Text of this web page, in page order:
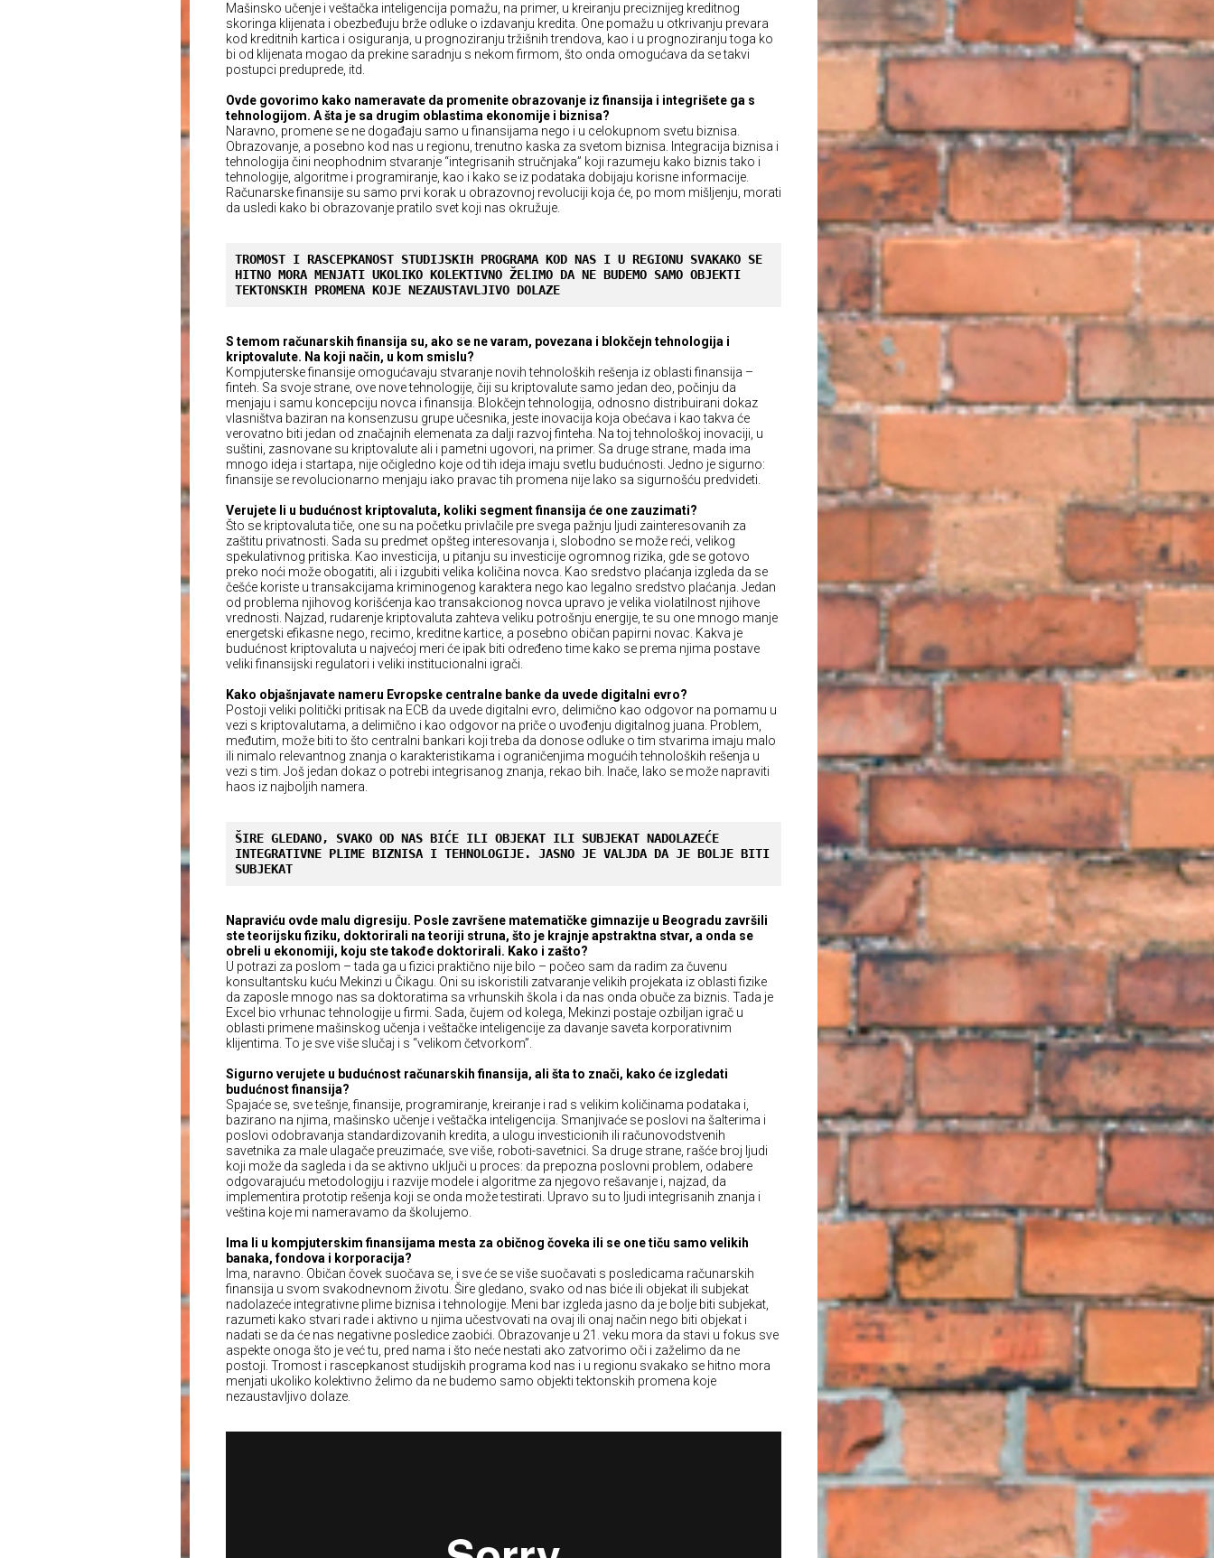
Mašinsko učenje i veštačka inteligencija pomažu, na primer, u kreiranju preciznijeg kreditnog
skoringa klijenata i obezbeđuju brže odluke o izdavanju kredita. One pomažu u otkrivanju prevara
kod kreditnih kartica i osiguranja, u prognoziranju tržišnih trendova, kao i u prognoziranju toga ko
bi od klijenata mogao da prekine saradnju s nekom firmom, što onda omogućava da se takvi
postupci preduprede, itd.
Ovde govorimo kako nameravate da promenite obrazovanje iz finansija i integrišete ga s
tehnologijom. A šta je sa drugim oblastima ekonomije i biznisa?
Naravno, promene se ne događaju samo u finansijama nego i u celokupnom svetu biznisa.
Obrazovanje, a posebno kod nas u regionu, trenutno kaska za svetom biznisa. Integracija biznisa i
tehnologija čini neophodnim stvaranje “integrisanih stručnjaka” koji razumeju kako biznis tako i
tehnologije, algoritme i programiranje, kao i kako se iz podataka dobijaju korisne informacije.
Računarske finansije su samo prvi korak u obrazovnoj revoluciji koja će, po mom mišljenju, morati
da usledi kako bi obrazovanje pratilo svet koji nas okružuje.
TROMOST I RASCEPKANOST STUDIJSKIH PROGRAMA KOD NAS I U REGIONU SVAKAKO SE
HITNO MORA MENJATI UKOLIKO KOLEKTIVNO ŽELIMO DA NE BUDEMO SAMO OBJEKTI
TEKTONSKIH PROMENA KOJE NEZAUSTAVLJIVO DOLAZE
S temom računarskih finansija su, ako se ne varam, povezana i blokčejn tehnologija i
kriptovalute. Na koji način, u kom smislu?
Kompjuterske finansije omogućavaju stvaranje novih tehnoloških rešenja iz oblasti finansija –
finteh. Sa svoje strane, ove nove tehnologije, čiji su kriptovalute samo jedan deo, počinju da
menjaju i samu koncepciju novca i finansija. Blokčejn tehnologija, odnosno distribuirani dokaz
vlasništva baziran na konsenzusu grupe učesnika, jeste inovacija koja obećava i kao takva će
verovatno biti jedan od značajnih elemenata za dalji razvoj finteha. Na toj tehnološkoj inovaciji, u
suštini, zasnovane su kriptovalute ali i pametni ugovori, na primer. Sa druge strane, mada ima
mnogo ideja i startapa, nije očigledno koje od tih ideja imaju svetlu budućnosti. Jedno je sigurno:
finansije se revolucionarno menjaju iako pravac tih promena nije lako sa sigurnošću predvideti.
Verujete li u budućnost kriptovaluta, koliki segment finansija će one zauzimati?
Što se kriptovaluta tiče, one su na početku privlačile pre svega pažnju ljudi zainteresovanih za
zaštitu privatnosti. Sada su predmet opšteg interesovanja i, slobodno se može reći, velikog
spekulativnog pritiska. Kao investicija, u pitanju su investicije ogromnog rizika, gde se gotovo
preko noći može obogatiti, ali i izgubiti velika količina novca. Kao sredstvo plaćanja izgleda da se
češće koriste u transakcijama kriminogenog karaktera nego kao legalno sredstvo plaćanja. Jedan
od problema njihovog korišćenja kao transakcionog novca upravo je velika violatilnost njihove
vrednosti. Najzad, rudarenje kriptovaluta zahteva veliku potrošnju energije, te su one mnogo manje
energetski efikasne nego, recimo, kreditne kartice, a posebno običan papirni novac. Kakva je
budućnost kriptovaluta u najvećoj meri će ipak biti određeno time kako se prema njima postave
veliki finansijski regulatori i veliki institucionalni igrači.
Kako objašnjavate nameru Evropske centralne banke da uvede digitalni evro?
Postoji veliki politički pritisak na ECB da uvede digitalni evro, delimično kao odgovor na pomamu u
vezi s kriptovalutama, a delimično i kao odgovor na priče o uvođenju digitalnog juana. Problem,
međutim, može biti to što centralni bankari koji treba da donose odluke o tim stvarima imaju malo
ili nimalo relevantnog znanja o karakteristikama i ograničenjima mogućih tehnoloških rešenja u
vezi s tim. Još jedan dokaz o potrebi integrisanog znanja, rekao bih. Inače, lako se može napraviti
haos iz najboljih namera.
ŠIRE GLEDANO, SVAKO OD NAS BIĆE ILI OBJEKAT ILI SUBJEKAT NADOLAZEĆE
INTEGRATIVNE PLIME BIZNISA I TEHNOLOGIJE. JASNO JE VALJDA DA JE BOLJE BITI
SUBJEKAT
Napraviću ovde malu digresiju. Posle završene matematičke gimnazije u Beogradu završili
ste teorijsku fiziku, doktorirali na teoriji struna, što je krajnje apstraktna stvar, a onda se
obreli u ekonomiji, koju ste takođe doktorirali. Kako i zašto?
U potrazi za poslom – tada ga u fizici praktično nije bilo – počeo sam da radim za čuvenu
konsultantsku kuću Mekinzi u Čikagu. Oni su iskoristili zatvaranje velikih projekata iz oblasti fizike
da zaposle mnogo nas sa doktoratima sa vrhunskih škola i da nas onda obuče za biznis. Tada je
Excel bio vrhunac tehnologije u firmi. Sada, čujem od kolega, Mekinzi postaje ozbiljan igrač u
oblasti primene mašinskog učenja i veštačke inteligencije za davanje saveta korporativnim
klijentima. To je sve više slučaj i s “velikom četvorkom”.
Sigurno verujete u budućnost računarskih finansija, ali šta to znači, kako će izgledati
budućnost finansija?
Spajaće se, sve tešnje, finansije, programiranje, kreiranje i rad s velikim količinama podataka i,
bazirano na njima, mašinsko učenje i veštačka inteligencija. Smanjivaće se poslovi na šalterima i
poslovi odobravanja standardizovanih kredita, a ulogu investicionih ili računovodstvenih
savetnika za male ulagače preuzimaće, sve više, roboti-savetnici. Sa druge strane, rašće broj ljudi
koji može da sagleda i da se aktivno uključi u proces: da prepozna poslovni problem, odabere
odgovarajuću metodologiju i razvije modele i algoritme za njegovo rešavanje i, najzad, da
implementira prototip rešenja koji se onda može testirati. Upravo su to ljudi integrisanih znanja i
veština koje mi nameravamo da školujemo.
Ima li u kompjuterskim finansijama mesta za običnog čoveka ili se one tiču samo velikih
banaka, fondova i korporacija?
Ima, naravno. Običan čovek suočava se, i sve će se više suočavati s posledicama računarskih
finansija u svom svakodnevnom životu. Šire gledano, svako od nas biće ili objekat ili subjekat
nadolazeće integrativne plime biznisa i tehnologije. Meni bar izgleda jasno da je bolje biti subjekat,
razumeti kako stvari rade i aktivno u njima učestvovati na ovaj ili onaj način nego biti objekat i
nadati se da će nas negativne posledice zaobići. Obrazovanje u 21. veku mora da stavi u fokus sve
aspekte onoga što je već tu, pred nama i što neće nestati ako zatvorimo oči i zaželimo da ne
postoji. Tromost i rascepkanost studijskih programa kod nas i u regionu svakako se hitno mora
menjati ukoliko kolektivno želimo da ne budemo samo objekti tektonskih promena koje
nezaustavljivo dolaze.